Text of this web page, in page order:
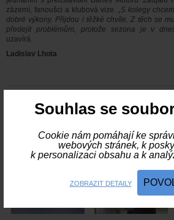
Souhlas se
Cookie nám pomáhají ke
webových stránek, k
k personalizaci obsahu a k
ZOBRAZIT DETAILY
zázemí, fanoušci a klubová vize. „S kolegy
dobré výkony. Přijdou i těžké chvíle. Z těch se
předejít problémům, protože sezona je v
uzavírá.
Ladislav Lhota